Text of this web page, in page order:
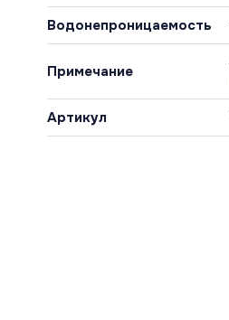
Водонепроницаемость
Примечание
Артикул